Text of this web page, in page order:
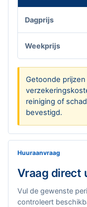
Dagprijs
Weekprijs
Getoonde
reiniging of
bevestigd.
Huuraanvraag
Vraag direct
Vul de gewenste
controleert